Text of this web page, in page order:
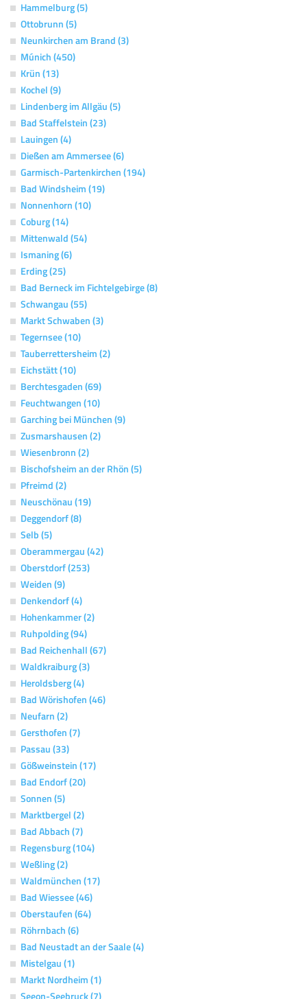
Hammelburg (5)
Ottobrunn (5)
Neunkirchen am Brand (3)
Múnich (450)
Krün (13)
Kochel (9)
Lindenberg im Allgäu (5)
Bad Staffelstein (23)
Lauingen (4)
Dießen am Ammersee (6)
Garmisch-Partenkirchen (194)
Bad Windsheim (19)
Nonnenhorn (10)
Coburg (14)
Mittenwald (54)
Ismaning (6)
Erding (25)
Bad Berneck im Fichtelgebirge (8)
Schwangau (55)
Markt Schwaben (3)
Tegernsee (10)
Tauberrettersheim (2)
Eichstätt (10)
Berchtesgaden (69)
Feuchtwangen (10)
Garching bei München (9)
Zusmarshausen (2)
Wiesenbronn (2)
Bischofsheim an der Rhön (5)
Pfreimd (2)
Neuschönau (19)
Deggendorf (8)
Selb (5)
Oberammergau (42)
Oberstdorf (253)
Weiden (9)
Denkendorf (4)
Hohenkammer (2)
Ruhpolding (94)
Bad Reichenhall (67)
Waldkraiburg (3)
Heroldsberg (4)
Bad Wörishofen (46)
Neufarn (2)
Gersthofen (7)
Passau (33)
Gößweinstein (17)
Bad Endorf (20)
Sonnen (5)
Marktbergel (2)
Bad Abbach (7)
Regensburg (104)
Weßling (2)
Waldmünchen (17)
Bad Wiessee (46)
Oberstaufen (64)
Röhrnbach (6)
Bad Neustadt an der Saale (4)
Mistelgau (1)
Markt Nordheim (1)
Seeon-Seebruck (7)